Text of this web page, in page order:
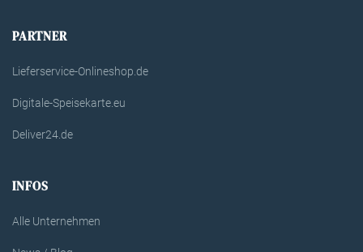
PARTNER
Lieferservice-Onlineshop.de
Digitale-Speisekarte.eu
Deliver24.de
INFOS
Alle Unternehmen